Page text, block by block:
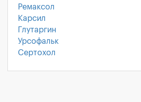
Ремаксол
Карсил
Глутаргин
Урсофальк
Сертохол